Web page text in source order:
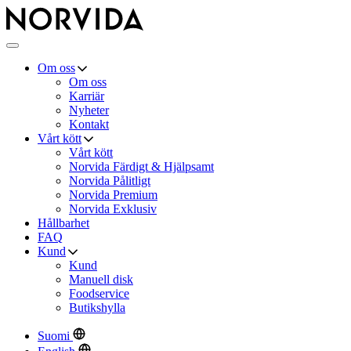
Norvida
Meny
Om oss
Om oss
Karriär
Nyheter
Kontakt
Vårt kött
Vårt kött
Norvida Färdigt & Hjälpsamt
Norvida Pålitligt
Norvida Premium
Norvida Exklusiv
Hållbarhet
FAQ
Kund
Kund
Manuell disk
Foodservice
Butikshylla
Suomi